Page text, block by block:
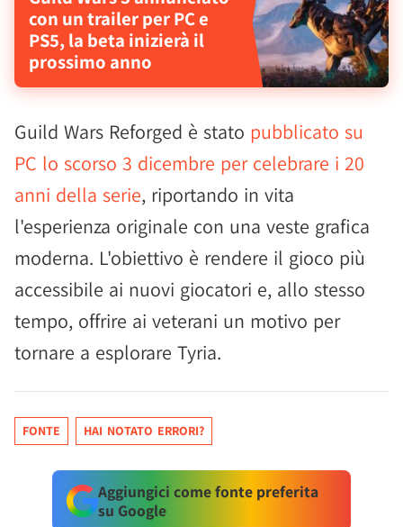
con un trailer per PC e
PS5, la beta inizierà il
prossimo anno
Guild Wars Reforged è stato pubblicato su
PC lo scorso 3 dicembre per celebrare i 20
anni della serie, riportando in vita
l'esperienza originale con una veste grafica
moderna. L'obiettivo è rendere il gioco più
accessibile ai nuovi giocatori e, allo stesso
tempo, offrire ai veterani un motivo per
tornare a esplorare Tyria.
FONTE HAI NOTATO ERRORI?
Aggiungici come fonte preferita
su Google